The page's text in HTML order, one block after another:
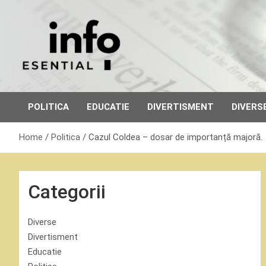
POLITICA EDUCATIE DIVERTISMENT
Home Politica Cazul Coldea – dosar de importanță majoră.
Categorii
Diverse
Divertisment
Educatie